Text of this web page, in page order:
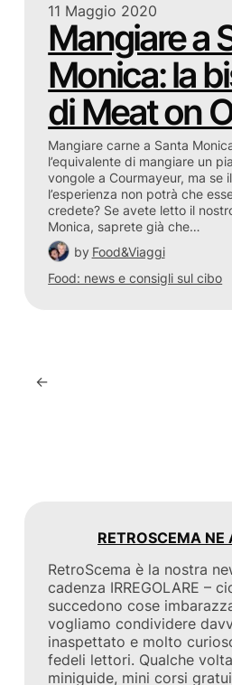
11 Maggio 2020
Mangiare a
Monica: la
di Meat on
Mangiare carne a Santa
l’equivalente di mangiare un
vongole a Courmayeur, ma se
l’esperienza non potrà che
credete? Se avete letto il
Monica, saprete già che…
by Food&Viaggi
Food: news e consigli sul cibo
←
RETROSCEMA NE
RetroScema è la nostra
cadenza IRREGOLARE –
succedono cose
vogliamo condividere
inaspettato e molto
fedeli lettori. Qualche
miniguide, mini corsi